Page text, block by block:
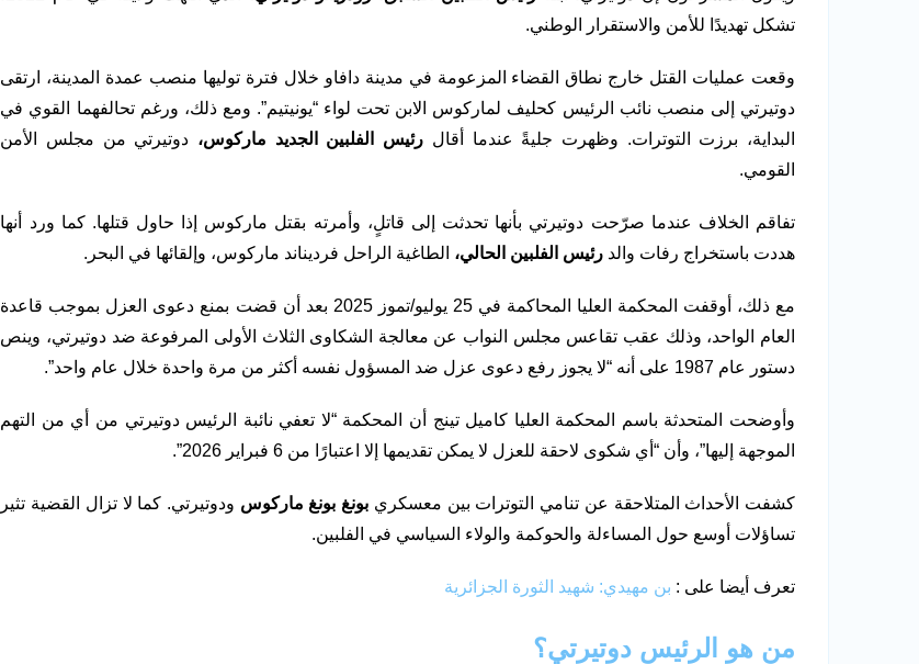
تشكل تهديدًا للأمن والاستقرار الوطني.
وقعت عمليات القتل خارج نطاق القضاء المزعومة في مدينة دافاو خلال فترة توليها منصب عمدة المدينة، ارتقى
دوتيرتي إلى منصب نائب الرئيس كحليف لماركوس الابن تحت لواء “يونيتيم”. ومع ذلك، ورغم تحالفهما القوي في
البداية، برزت التوترات. وظهرت جليةً عندما أقال رئيس الفلبين الجديد ماركوس، دوتيرتي من مجلس الأمن
القومي.
تفاقم الخلاف عندما صرّحت دوتيرتي بأنها تحدثت إلى قاتلٍ، وأمرته بقتل ماركوس إذا حاول قتلها. كما ورد أنها
هددت باستخراج رفات والد رئيس الفلبين الحالي، الطاغية الراحل فرديناند ماركوس، وإلقائها في البحر.
مع ذلك، أوقفت المحكمة العليا المحاكمة في 25 يوليو/تموز 2025 بعد أن قضت بمنع دعوى العزل بموجب قاعدة
العام الواحد، وذلك عقب تقاعس مجلس النواب عن معالجة الشكاوى الثلاث الأولى المرفوعة ضد دوتيرتي، وينص
دستور عام 1987 على أنه “لا يجوز رفع دعوى عزل ضد المسؤول نفسه أكثر من مرة واحدة خلال عام واحد”.
وأوضحت المتحدثة باسم المحكمة العليا كاميل تينج أن المحكمة “لا تعفي نائبة الرئيس دوتيرتي من أي من التهم
الموجهة إليها”، وأن “أي شكوى لاحقة للعزل لا يمكن تقديمها إلا اعتبارًا من 6 فبراير 2026”.
كشفت الأحداث المتلاحقة عن تنامي التوترات بين معسكري بونغ بونغ ماركوس ودوتيرتي. كما لا تزال القضية تثير
تساؤلات أوسع حول المساءلة والحوكمة والولاء السياسي في الفلبين.
تعرف أيضا على : بن مهيدي: شهيد الثورة الجزائرية
من هو الرئيس دوتيرتي؟